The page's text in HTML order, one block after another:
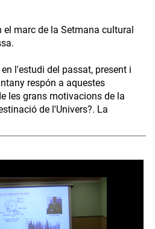
marc de la Setmana cultural
l'estudi del passat, present i
respón a aquestes
les grans motivacions de la
de l'Univers?. La